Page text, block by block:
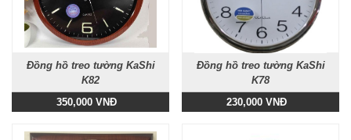
Đồng hồ treo tường KaShi
K82
350,000 VNĐ
Đồng hồ treo tường KaShi
K78
230,000 VNĐ